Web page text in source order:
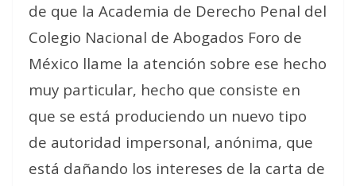
de que la Academia de Derecho Penal del
Colegio Nacional de Abogados Foro de
México llame la atención sobre ese hecho
muy particular, hecho que consiste en
que se está produciendo un nuevo tipo
de autoridad impersonal, anónima, que
está dañando los intereses de la carta de